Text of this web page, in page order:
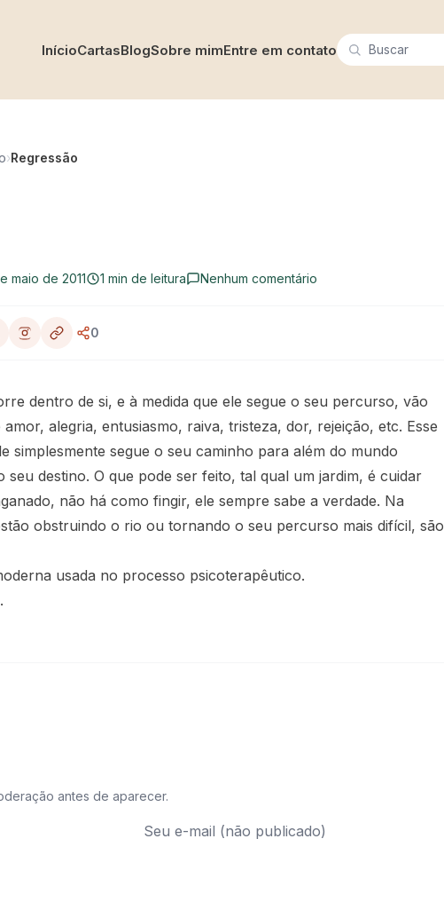
InícioCartasBlogSobre mimEntre em contatoBuscar
›Regressão
maio de 2011 1 min de leitura Nenhum comentário
0
dentro de si, e à medida que ele segue o seu percurso, vão
alegria, entusiasmo, raiva, tristeza, dor, rejeição, etc. Esse
simplesmente segue o seu caminho para além do mundo
destino. O que pode ser feito, tal qual um jardim, é cuidar
não há como fingir, ele sempre sabe a verdade. Na
obstruindo o rio ou tornando o seu percurso mais difícil, são
usada no processo psicoterapêutico.
antes de aparecer.